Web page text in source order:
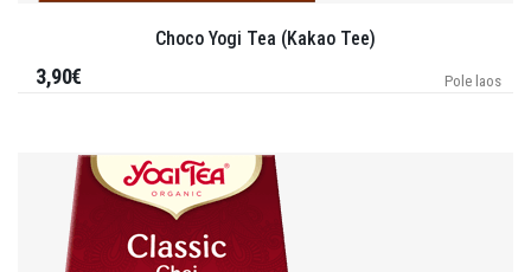
Choco Yogi Tea (Kakao Tee)
Pole laos
3,90€